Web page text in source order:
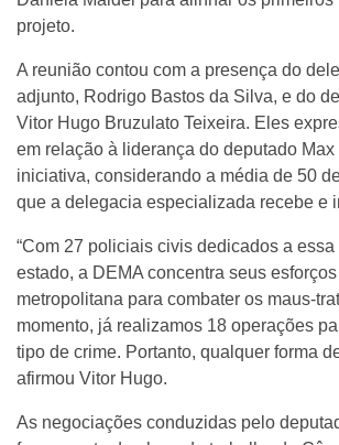
projeto.
A reunião contou com a presença do
adjunto, Rodrigo Bastos da Silva, e do
Vitor Hugo Bruzulato Teixeira. Eles
em relação à liderança do deputado
iniciativa, considerando a média de 50
que a delegacia especializada recebe e
“Com 27 policiais civis dedicados a
estado, a DEMA concentra seus
metropolitana para combater os maus-
momento, já realizamos 18 operações
tipo de crime. Portanto, qualquer forma
afirmou Vitor Hugo.
As negociações conduzidas pelo